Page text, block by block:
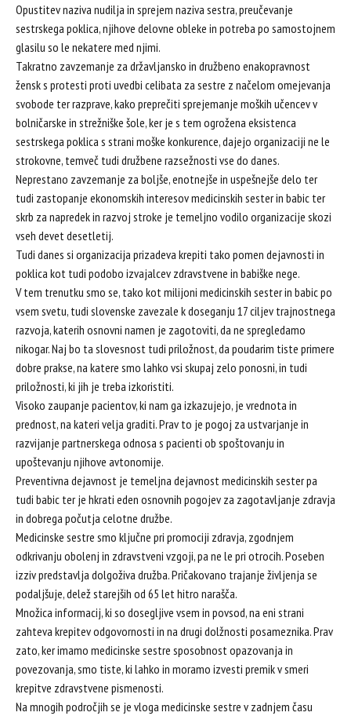
Opustitev naziva nudilja in sprejem naziva sestra, preučevanje
sestrskega poklica, njihove delovne obleke in potreba po samostojnem
glasilu so le nekatere med njimi.
Takratno zavzemanje za državljansko in družbeno enakopravnost
žensk s protesti proti uvedbi celibata za sestre z načelom omejevanja
svobode ter razprave, kako preprečiti sprejemanje moških učencev v
bolničarske in strežniške šole, ker je s tem ogrožena eksistenca
sestrskega poklica s strani moške konkurence, dajejo organizaciji ne le
strokovne, temveč tudi družbene razsežnosti vse do danes.
Neprestano zavzemanje za boljše, enotnejše in uspešnejše delo ter
tudi zastopanje ekonomskih interesov medicinskih sester in babic ter
skrb za napredek in razvoj stroke je temeljno vodilo organizacije skozi
vseh devet desetletij.
Tudi danes si organizacija prizadeva krepiti tako pomen dejavnosti in
poklica kot tudi podobo izvajalcev zdravstvene in babiške nege.
V tem trenutku smo se, tako kot milijoni medicinskih sester in babic po
vsem svetu, tudi slovenske zavezale k doseganju 17 ciljev trajnostnega
razvoja, katerih osnovni namen je zagotoviti, da ne spregledamo
nikogar. Naj bo ta slovesnost tudi priložnost, da poudarim tiste primere
dobre prakse, na katere smo lahko vsi skupaj zelo ponosni, in tudi
priložnosti, ki jih je treba izkoristiti.
Visoko zaupanje pacientov, ki nam ga izkazujejo, je vrednota in
prednost, na kateri velja graditi. Prav to je pogoj za ustvarjanje in
razvijanje partnerskega odnosa s pacienti ob spoštovanju in
upoštevanju njihove avtonomije.
Preventivna dejavnost je temeljna dejavnost medicinskih sester pa
tudi babic ter je hkrati eden osnovnih pogojev za zagotavljanje zdravja
in dobrega počutja celotne družbe.
Medicinske sestre smo ključne pri promociji zdravja, zgodnjem
odkrivanju obolenj in zdravstveni vzgoji, pa ne le pri otrocih. Poseben
izziv predstavlja dolgoživa družba. Pričakovano trajanje življenja se
podaljšuje, delež starejših od 65 let hitro narašča.
Množica informacij, ki so dosegljive vsem in povsod, na eni strani
zahteva krepitev odgovornosti in na drugi dolžnosti posameznika. Prav
zato, ker imamo medicinske sestre sposobnost opazovanja in
povezovanja, smo tiste, ki lahko in moramo izvesti premik v smeri
krepitve zdravstvene pismenosti.
Na mnogih področjih se je vloga medicinske sestre v zadnjem času